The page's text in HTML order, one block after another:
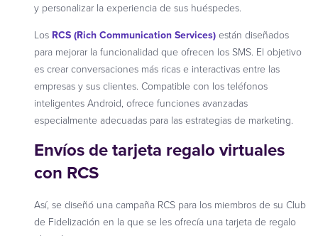
y personalizar la experiencia de sus huéspedes.
Los RCS (Rich Communication Services) están diseñados
para mejorar la funcionalidad que ofrecen los SMS. El objetivo
es crear conversaciones más ricas e interactivas entre las
empresas y sus clientes. Compatible con los teléfonos
inteligentes Android, ofrece funciones avanzadas
especialmente adecuadas para las estrategias de marketing.
Envíos de tarjeta regalo virtuales
con RCS
Así, se diseñó una campaña RCS para los miembros de su Club
de Fidelización en la que se les ofrecía una tarjeta de regalo